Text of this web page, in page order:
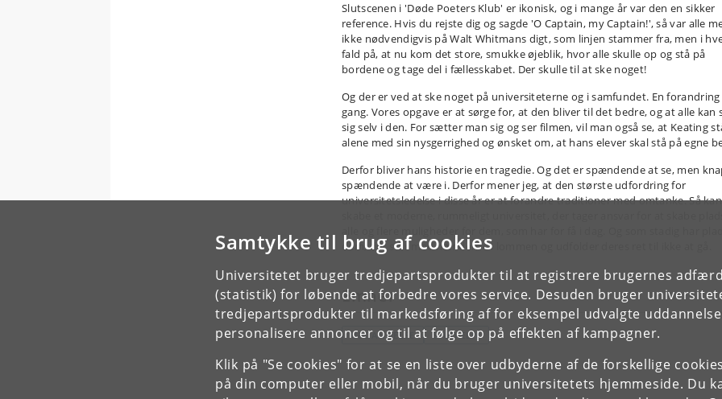
Samtykke til brug af cookies
Universitetet bruger tredjepartsprodukter til at registrere brugernes
(statistik) for løbende at forbedre vores service. Desuden bruger
tredjepartsprodukter til markedsføring af for eksempel udvalgte
personalisere annoncer og til at følge op på effekten af kampagner.
Klik på "Se cookies" for at se en liste over udbyderne af de forskellige
på din computer eller mobil, når du bruger universitetets hjemmeside. Du
Slutscenen i 'Døde Poeters Klub' er ikonisk, og i mange år var den en sikker
reference. Hvis du rejste dig og sagde 'O Captain, my Captain!', så var alle
ikke nødvendigvis på Walt Whitmans digt, som linjen stammer fra, men i
fald på, at nu kom det store, smukke øjeblik, hvor alle skulle op og stå på
bordene og tage del i fællesskabet. Der skulle til at ske noget!
Og der er ved at ske noget på universiteterne og i samfundet. En forandring
gang. Vores opgave er at sørge for, at den bliver til det bedre, og at alle kan
sig selv i den. For sætter man sig og ser filmen, vil man også se, at Keating
alene med sin nysgerrighed og ønsket om, at hans elever skal stå på egne
Derfor bliver hans historie en tragedie. Og det er spændende at se, men
spændende at være i. Derfor mener jeg, at den største udfordring for
universitetsledelse i disse år er at forandre traditioner med omtanke. Så
dem, der står med hænderne i lommen og udfolder deres ret til ikke at gå.
Emner
UDDANNELSE STUDIELIV